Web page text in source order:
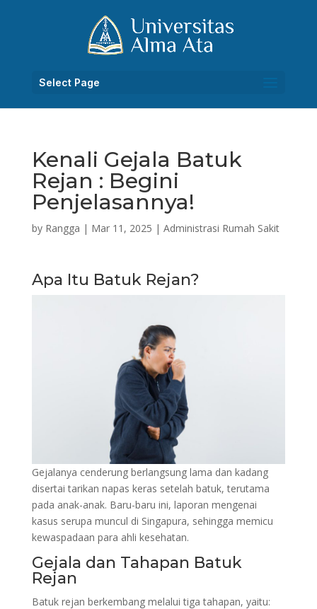
Select Page
Kenali Gejala Batuk
Rejan : Begini
Penjelasannya!
by Rangga | Mar 11, 2025 | Administrasi Rumah Sakit
Apa Itu Batuk Rejan?
Gejalanya cenderung berlangsung lama dan kadang
disertai tarikan napas keras setelah batuk, terutama
pada anak-anak. Baru-baru ini, laporan mengenai
kasus serupa muncul di Singapura, sehingga memicu
kewaspadaan para ahli kesehatan.
Gejala dan Tahapan Batuk
Rejan
Batuk rejan berkembang melalui tiga tahapan, yaitu: